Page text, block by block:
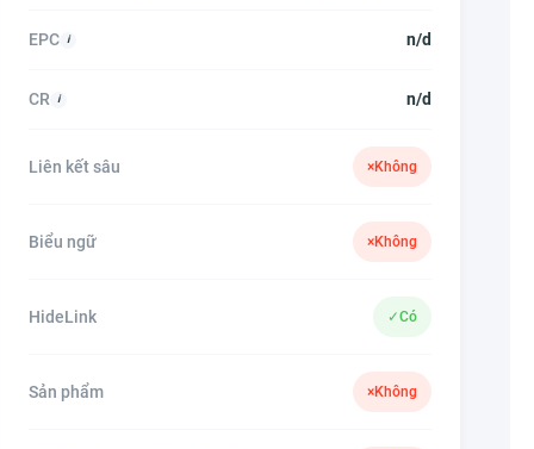
EPC n/d
CR n/d
Liên kết sâu ×Không
Biểu ngữ ×Không
HideLink ✓Có
Sản phẩm ×Không